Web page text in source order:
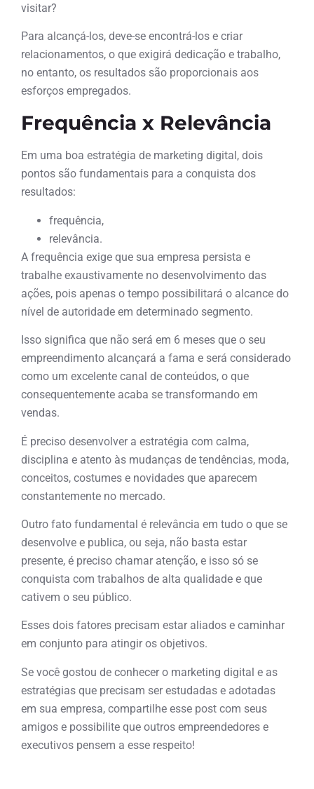
visitar?
Para alcançá-los, deve-se encontrá-los e criar
relacionamentos, o que exigirá dedicação e trabalho,
no entanto, os resultados são proporcionais aos
esforços empregados.
Frequência x Relevância
Em uma boa estratégia de marketing digital, dois
pontos são fundamentais para a conquista dos
resultados:
frequência,
relevância.
A frequência exige que sua empresa persista e
trabalhe exaustivamente no desenvolvimento das
ações, pois apenas o tempo possibilitará o alcance do
nível de autoridade em determinado segmento.
Isso significa que não será em 6 meses que o seu
empreendimento alcançará a fama e será considerado
como um excelente canal de conteúdos, o que
consequentemente acaba se transformando em
vendas.
É preciso desenvolver a estratégia com calma,
disciplina e atento às mudanças de tendências, moda,
conceitos, costumes e novidades que aparecem
constantemente no mercado.
Outro fato fundamental é relevância em tudo o que se
desenvolve e publica, ou seja, não basta estar
presente, é preciso chamar atenção, e isso só se
conquista com trabalhos de alta qualidade e que
cativem o seu público.
Esses dois fatores precisam estar aliados e caminhar
em conjunto para atingir os objetivos.
Se você gostou de conhecer o marketing digital e as
estratégias que precisam ser estudadas e adotadas
em sua empresa, compartilhe esse post com seus
amigos e possibilite que outros empreendedores e
executivos pensem a esse respeito!